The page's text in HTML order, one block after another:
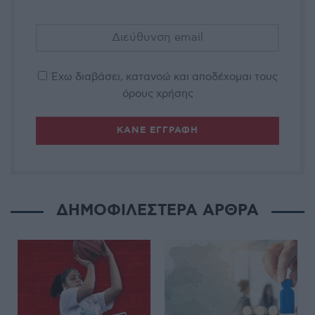
Έχω διαβάσει, κατανοώ και αποδέχομαι τους
όρους χρήσης
ΔΗΜΟΦΙΛΕΣΤΕΡΑ ΑΡΘΡΑ